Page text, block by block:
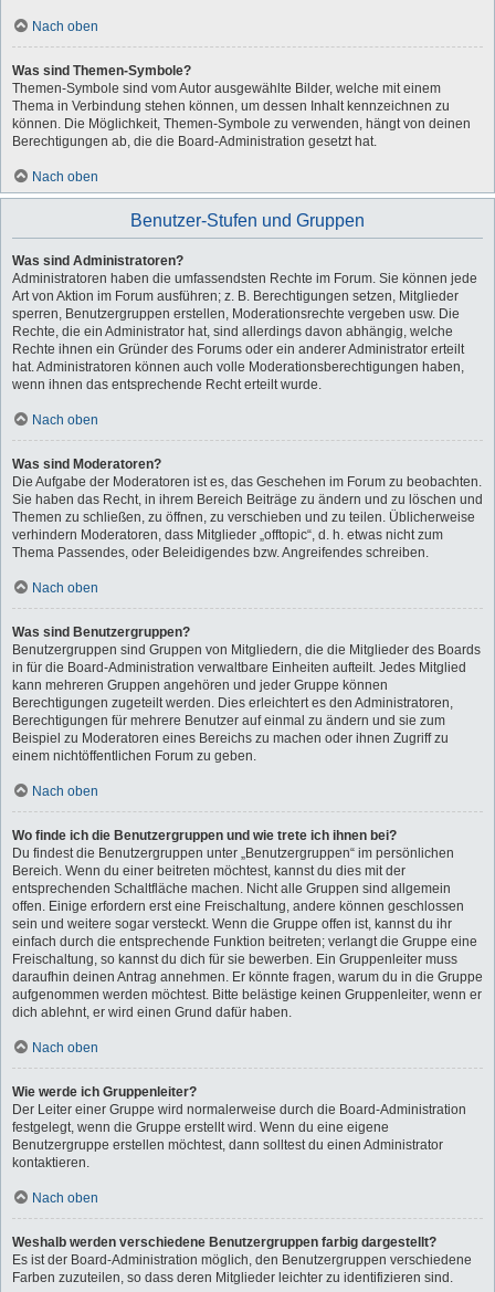
Nach oben
Was sind Themen-Symbole?
Themen-Symbole sind vom Autor ausgewählte Bilder, welche mit einem
Thema in Verbindung stehen können, um dessen Inhalt kennzeichnen zu
können. Die Möglichkeit, Themen-Symbole zu verwenden, hängt von deinen
Berechtigungen ab, die die Board-Administration gesetzt hat.
Nach oben
Benutzer-Stufen und Gruppen
Was sind Administratoren?
Administratoren haben die umfassendsten Rechte im Forum. Sie können jede
Art von Aktion im Forum ausführen; z. B. Berechtigungen setzen, Mitglieder
sperren, Benutzergruppen erstellen, Moderationsrechte vergeben usw. Die
Rechte, die ein Administrator hat, sind allerdings davon abhängig, welche
Rechte ihnen ein Gründer des Forums oder ein anderer Administrator erteilt
hat. Administratoren können auch volle Moderationsberechtigungen haben,
wenn ihnen das entsprechende Recht erteilt wurde.
Nach oben
Was sind Moderatoren?
Die Aufgabe der Moderatoren ist es, das Geschehen im Forum zu beobachten.
Sie haben das Recht, in ihrem Bereich Beiträge zu ändern und zu löschen und
Themen zu schließen, zu öffnen, zu verschieben und zu teilen. Üblicherweise
verhindern Moderatoren, dass Mitglieder „offtopic“, d. h. etwas nicht zum
Thema Passendes, oder Beleidigendes bzw. Angreifendes schreiben.
Nach oben
Was sind Benutzergruppen?
Benutzergruppen sind Gruppen von Mitgliedern, die die Mitglieder des Boards
in für die Board-Administration verwaltbare Einheiten aufteilt. Jedes Mitglied
kann mehreren Gruppen angehören und jeder Gruppe können
Berechtigungen zugeteilt werden. Dies erleichtert es den Administratoren,
Berechtigungen für mehrere Benutzer auf einmal zu ändern und sie zum
Beispiel zu Moderatoren eines Bereichs zu machen oder ihnen Zugriff zu
einem nichtöffentlichen Forum zu geben.
Nach oben
Wo finde ich die Benutzergruppen und wie trete ich ihnen bei?
Du findest die Benutzergruppen unter „Benutzergruppen“ im persönlichen
Bereich. Wenn du einer beitreten möchtest, kannst du dies mit der
entsprechenden Schaltfläche machen. Nicht alle Gruppen sind allgemein
offen. Einige erfordern erst eine Freischaltung, andere können geschlossen
sein und weitere sogar versteckt. Wenn die Gruppe offen ist, kannst du ihr
einfach durch die entsprechende Funktion beitreten; verlangt die Gruppe eine
Freischaltung, so kannst du dich für sie bewerben. Ein Gruppenleiter muss
daraufhin deinen Antrag annehmen. Er könnte fragen, warum du in die Gruppe
aufgenommen werden möchtest. Bitte belästige keinen Gruppenleiter, wenn er
dich ablehnt, er wird einen Grund dafür haben.
Nach oben
Wie werde ich Gruppenleiter?
Der Leiter einer Gruppe wird normalerweise durch die Board-Administration
festgelegt, wenn die Gruppe erstellt wird. Wenn du eine eigene
Benutzergruppe erstellen möchtest, dann solltest du einen Administrator
kontaktieren.
Nach oben
Weshalb werden verschiedene Benutzergruppen farbig dargestellt?
Es ist der Board-Administration möglich, den Benutzergruppen verschiedene
Farben zuzuteilen, so dass deren Mitglieder leichter zu identifizieren sind.